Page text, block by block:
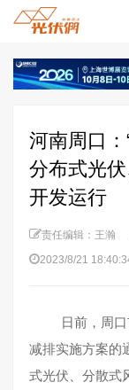
河南周口
分布式光
开发运行
责任编辑：王瀚
2023/8/21
日前，周
减排实施方案的
式光伏 、分散